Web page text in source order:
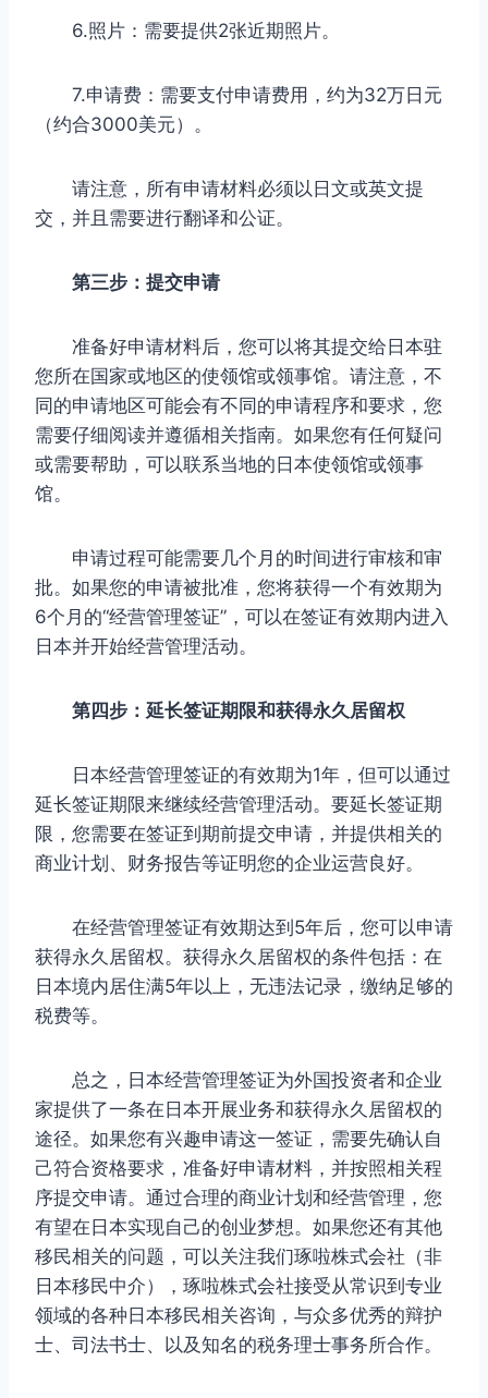
6.照片：需要提供2张近期照片。
7.申请费：需要支付申请费用，约为32万日元
（约合3000美元）。
请注意，所有申请材料必须以日文或英文提
交，并且需要进行翻译和公证。
第三步：提交申请
准备好申请材料后，您可以将其提交给日本驻
您所在国家或地区的使领馆或领事馆。请注意，不
同的申请地区可能会有不同的申请程序和要求，您
需要仔细阅读并遵循相关指南。如果您有任何疑问
或需要帮助，可以联系当地的日本使领馆或领事
馆。
申请过程可能需要几个月的时间进行审核和审
批。如果您的申请被批准，您将获得一个有效期为
6个月的“经营管理签证”，可以在签证有效期内进入
日本并开始经营管理活动。
第四步：延长签证期限和获得永久居留权
日本经营管理签证的有效期为1年，但可以通过
延长签证期限来继续经营管理活动。要延长签证期
限，您需要在签证到期前提交申请，并提供相关的
商业计划、财务报告等证明您的企业运营良好。
在经营管理签证有效期达到5年后，您可以申请
获得永久居留权。获得永久居留权的条件包括：在
日本境内居住满5年以上，无违法记录，缴纳足够的
税费等。
总之，日本经营管理签证为外国投资者和企业
家提供了一条在日本开展业务和获得永久居留权的
途径。如果您有兴趣申请这一签证，需要先确认自
己符合资格要求，准备好申请材料，并按照相关程
序提交申请。通过合理的商业计划和经营管理，您
有望在日本实现自己的创业梦想。如果您还有其他
移民相关的问题，可以关注我们琢啦株式会社（非
日本移民中介），琢啦株式会社接受从常识到专业
领域的各种日本移民相关咨询，与众多优秀的辩护
士、司法书士、以及知名的税务理士事务所合作。